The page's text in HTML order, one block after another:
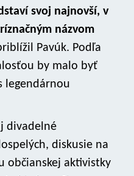
svoj najnovší, v
názvom
Pavúk. Podľa
by malo byť
legendárnou
divadelné
diskusie na
občianskej aktivistky